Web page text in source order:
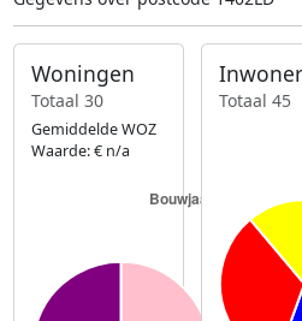
Woningen
Totaal 30
Gemiddelde WOZ
Waarde: € n/a
Totaal 45